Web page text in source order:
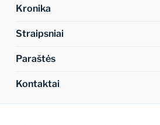
Kronika
Straipsniai
Paraštės
Kontaktai